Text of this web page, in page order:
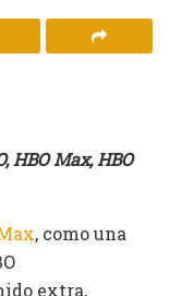
HBO Max, HBO
, como una
extra,